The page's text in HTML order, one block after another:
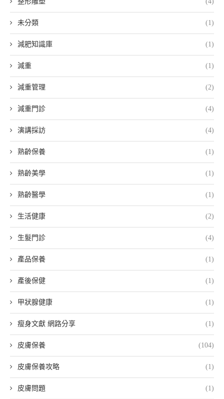
未分類 (1)
減肥知識庫 (1)
減重 (1)
減重管理 (2)
減重門診 (4)
演講採訪 (4)
熟齡保養 (1)
熟齡美學 (1)
熟齡醫學 (1)
生活健康 (2)
生髮門診 (4)
產品保養 (1)
產後保健 (1)
甲狀腺健康 (1)
瘦身文獻 網路分享 (1)
皮膚保養 (104)
皮膚保養攻略 (1)
皮膚問題 (1)